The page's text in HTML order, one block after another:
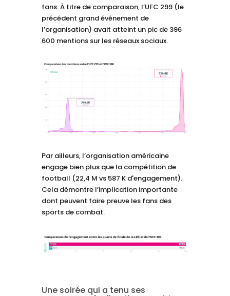
fans. À titre de comparaison, l’UFC 299 (le
précédent grand événement de
l’organisation) avait atteint un pic de 396
600 mentions sur les réseaux sociaux.
Par ailleurs, l’organisation américaine
engage bien plus que la compétition de
football (22,4 M vs 587 K d'engagement).
Cela démontre l’implication importante
dont peuvent faire preuve les fans des
sports de combat.
Une soirée qui a tenu ses